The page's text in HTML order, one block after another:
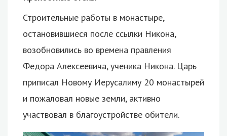
Строительные работы в монастыре,
остановившиеся после ссылки Никона,
возобновились во времена правления
Федора Алексеевича, ученика Никона. Царь
приписал Новому Иерусалиму 20 монастырей
и пожаловал новые земли, активно
участвовал в благоустройстве обители.